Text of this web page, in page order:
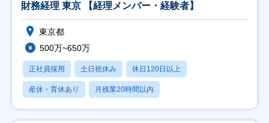
財務経理 東京 【経理メンバー・経験者】
東京都
500万~650万
正社員採用 土日祝休み 休日120日以上
産休・育休あり 月残業20時間以内